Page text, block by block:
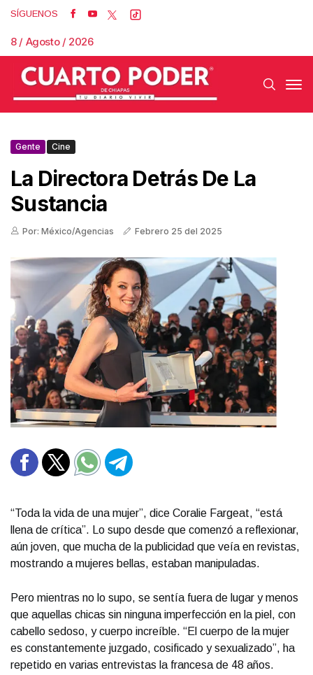
SÍGUENOS
8 / Agosto / 2026
Gente Cine
La Directora Detrás De La
Sustancia
Por: México/Agencias Febrero 25 del 2025
“Toda la vida de una mujer”, dice Coralie Fargeat, “está
llena de crítica”. Lo supo desde que comenzó a reflexionar,
aún joven, que mucha de la publicidad que veía en revistas,
mostrando a mujeres bellas, estaban manipuladas.
Pero mientras no lo supo, se sentía fuera de lugar y menos
que aquellas chicas sin ninguna imperfección en la piel, con
cabello sedoso, y cuerpo increíble. “El cuerpo de la mujer
es constantemente juzgado, cosificado y sexualizado”, ha
repetido en varias entrevistas la francesa de 48 años.